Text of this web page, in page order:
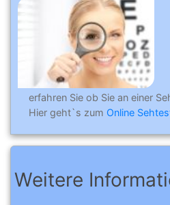
erfahren Sie ob Sie an einer
Hier geht`s zum Online
Weitere